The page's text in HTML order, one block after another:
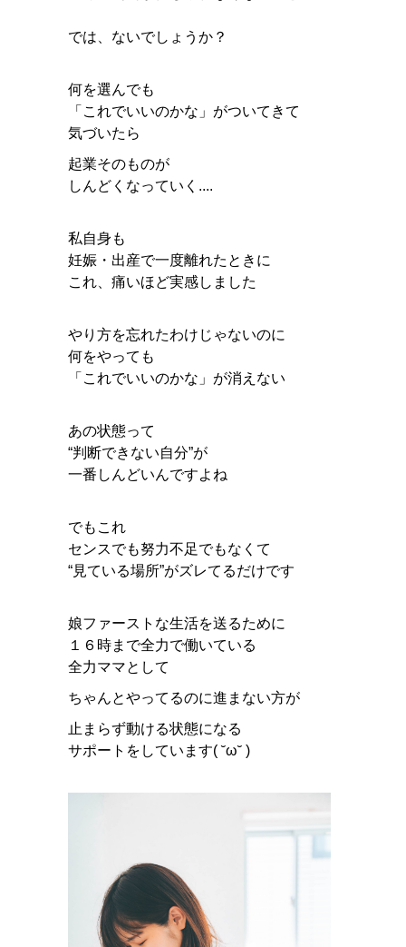
では、ないでしょうか？
何を選んでも
「これでいいのかな」がついてきて
気づいたら
起業そのものが
しんどくなっていく....
私自身も
妊娠・出産で一度離れたときに
これ、痛いほど実感しました
やり方を忘れたわけじゃないのに
何をやっても
「これでいいのかな」が消えない
あの状態って
“判断できない自分”が
一番しんどいんですよね
でもこれ
センスでも努力不足でもなくて
“見ている場所”がズレてるだけです
娘ファーストな生活を送るために
１６時まで全力で働いている
全力ママとして
ちゃんとやってるのに進まない方が
止まらず動ける状態になる
サポートをしています( ˘ω˘ )